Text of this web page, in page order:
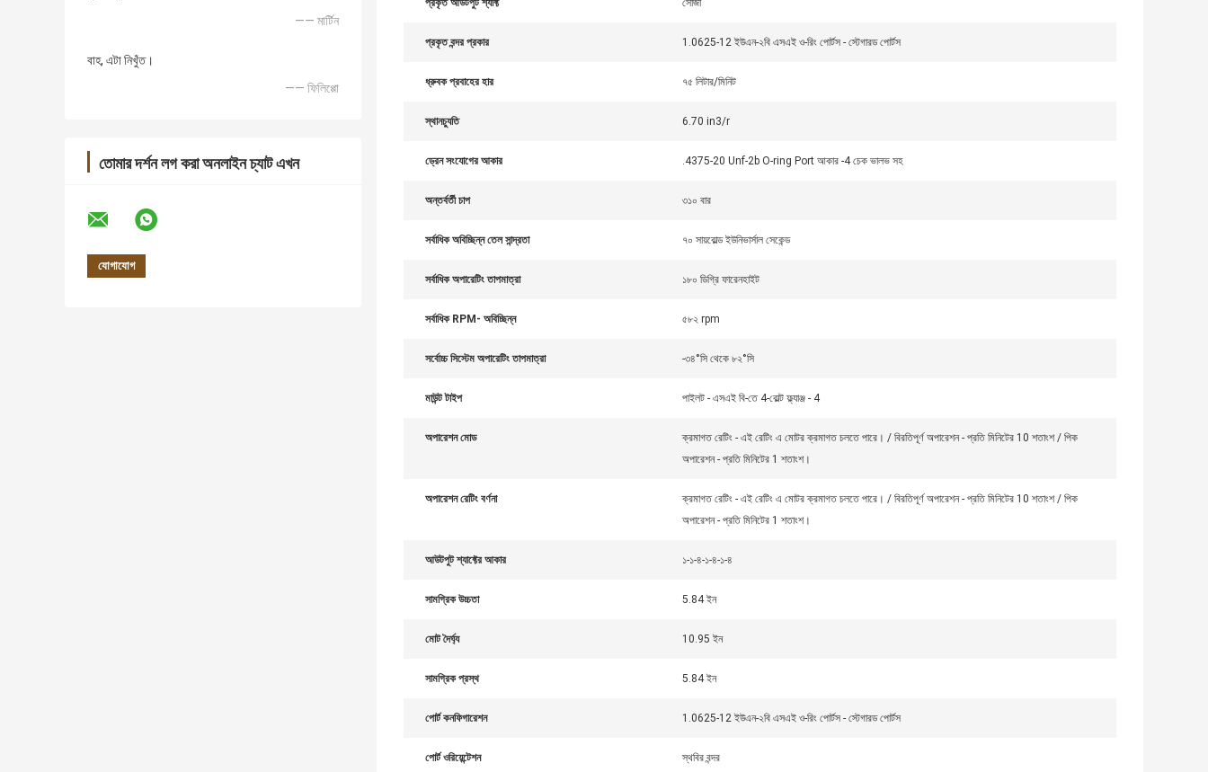
—— মার্টিন
বাহ, এটা নিখুঁত।
—— ফিলিপ্পো
তোমার দর্শন লগ করা অনলাইন চ্যাট এখন
প্রকৃত আউটপুট শ্যাফ্ট সোজা
প্রকৃত বন্দর প্রকার 1.0625-12 ইউএন-২বি এসএই ও-রিং পোর্টস - স্টেগারড পোর্টস
ধ্রুবক প্রবাহের হার ৭৫ লিটার/মিনিট
স্থানচ্যুতি 6.70 in3/r
ড্রেন সংযোগের আকার .4375-20 Unf-2b O-ring Port আকার -4 চেক ভালভ সহ
অন্তর্বর্তী চাপ ৩১০ বার
সর্বাধিক অবিচ্ছিন্ন তেল সান্দ্রতা ৭০ সায়বোল্ড ইউনিভার্সাল সেকেন্ড
সর্বাধিক অপারেটিং তাপমাত্রা ১৮০ ডিগ্রি ফারেনহাইট
সর্বাধিক RPM- অবিচ্ছিন্ন ৫৮২ rpm
সর্বোচ্চ সিস্টেম অপারেটিং তাপমাত্রা -৩৪°সি থেকে ৮২°সি
মাউন্ট টাইপ পাইলট - এসএই বি-তে 4-বোল্ট ফ্ল্যাঞ্জ - 4
অপারেশন মোড
ক্রমাগত রেটিং - এই রেটিং এ মোটর ক্রমাগত চলতে পারে। / বিরতিপূর্ণ অপারেশন - প্রতি মিনিটের 10 শতাংশ / পিক
অপারেশন - প্রতি মিনিটের 1 শতাংশ।
অপারেশন রেটিং বর্ণনা
ক্রমাগত রেটিং - এই রেটিং এ মোটর ক্রমাগত চলতে পারে। / বিরতিপূর্ণ অপারেশন - প্রতি মিনিটের 10 শতাংশ / পিক
অপারেশন - প্রতি মিনিটের 1 শতাংশ।
আউটপুট শ্যাফ্টের আকার ১-১-৪-১-৪-১-৪
সামগ্রিক উচ্চতা 5.84 ইন
মোট দৈর্ঘ্য 10.95 ইন
সামগ্রিক প্রস্থ 5.84 ইন
পোর্ট কনফিগারেশন 1.0625-12 ইউএন-২বি এসএই ও-রিং পোর্টস - স্টেগারড পোর্টস
পোর্ট ওরিয়েন্টেশন স্থবির বন্দর